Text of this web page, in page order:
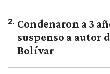
2. Condenaron a 3
suspenso a autor
Bolívar